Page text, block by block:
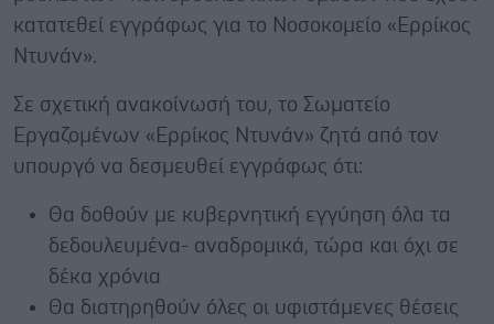
κατατεθεί εγγράφως για το Νοσοκομείο «Ερρίκος
Ντυνάν».
Σε σχετική ανακοίνωσή του, το Σωματείο
Εργαζομένων «Ερρίκος Ντυνάν» ζητά από τον
υπουργό να δεσμευθεί εγγράφως ότι:
Θα δοθούν με κυβερνητική εγγύηση όλα τα
δεδουλευμένα- αναδρομικά, τώρα και όχι σε
δέκα χρόνια
Θα διατηρηθούν όλες οι υφιστάμενες θέσεις